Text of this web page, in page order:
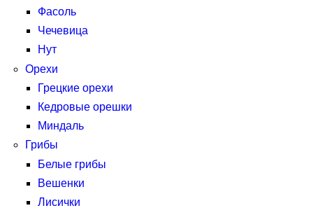
Фасоль
Чечевица
Нут
Орехи
Грецкие орехи
Кедровые орешки
Миндаль
Грибы
Белые грибы
Вешенки
Лисички